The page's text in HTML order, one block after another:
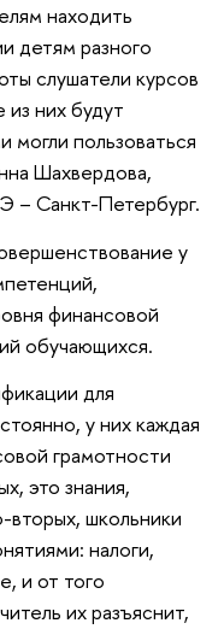
находить
детям разного
слушатели курсов
них будут
пользоваться
Шахвердова,
Санкт-Петербург.
у
финансовой
обучающихся.
для
у них каждая
грамотности
это знания,
школьники
налоги,
и от того
их разъяснит,